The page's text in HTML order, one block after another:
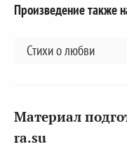
Произведение также
Стихи о любви
Материал
ra.su